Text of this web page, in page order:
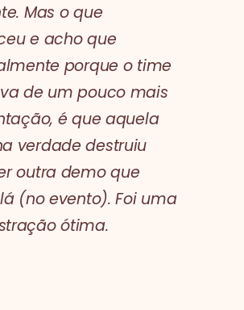
Mas o que
e acho que
porque o time
de um pouco mais
é que aquela
verdade destruiu
outra demo que
(no evento). Foi uma
ótima.